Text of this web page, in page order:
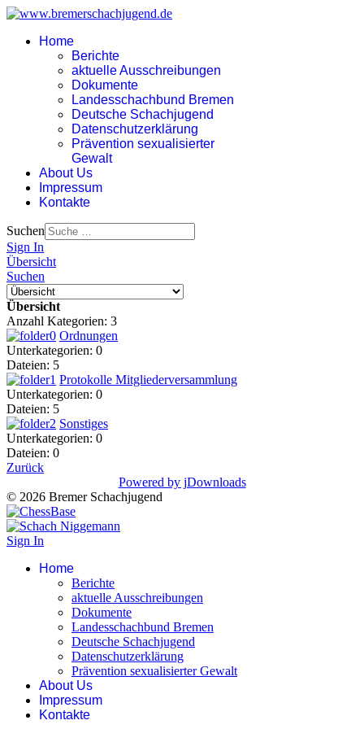
Home
Berichte
aktuelle Ausschreibungen
Dokumente
Landesschachbund Bremen
Deutsche Schachjugend
Datenschutzerklärung
Prävention sexualisierter
Gewalt
About Us
Impressum
Kontakte
Suchen
Sign In
Übersicht
Suchen
Übersicht
Anzahl Kategorien: 3
Ordnungen
Unterkategorien: 0
Dateien: 5
Protokolle Mitgliederversammlung
Unterkategorien: 0
Dateien: 5
Sonstiges
Unterkategorien: 0
Dateien: 0
Zurück
Powered by jDownloads
© 2026 Bremer Schachjugend
Sign In
Home
Berichte
aktuelle Ausschreibungen
Dokumente
Landesschachbund Bremen
Deutsche Schachjugend
Datenschutzerklärung
Prävention sexualisierter Gewalt
About Us
Impressum
Kontakte